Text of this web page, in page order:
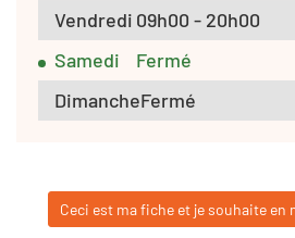
Vendredi 09h00 - 20h00
Samedi
Fermé
DimancheFermé
Ceci est ma fiche et je souhaite